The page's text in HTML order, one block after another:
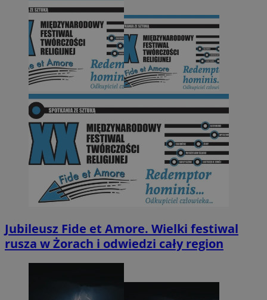
Jubileusz Fide et Amore. Wielki festiwal
rusza w Żorach i odwiedzi cały region